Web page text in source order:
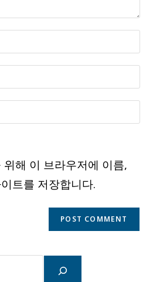
해 이 브라우저에 이름,
트를 저장합니다.